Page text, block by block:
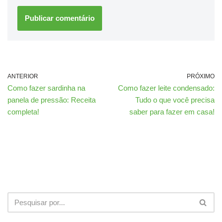
ANTERIOR
Como fazer sardinha na
panela de pressão: Receita
completa!
PRÓXIMO
Como fazer leite condensado:
Tudo o que você precisa
saber para fazer em casa!